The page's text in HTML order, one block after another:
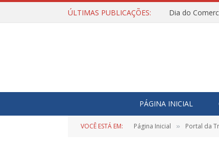
ÚLTIMAS PUBLICAÇÕES: Dia do
PÁGINA INICIAL
VOCÊ ESTÁ EM: Página Inicial » Portal da